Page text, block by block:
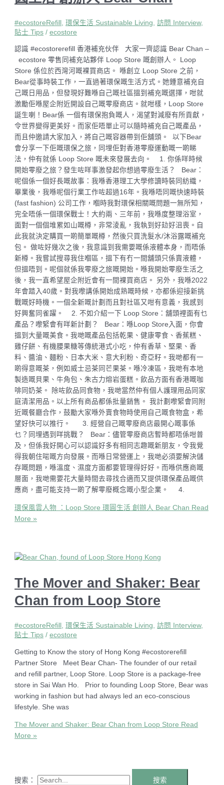
#ecostoreRefill ,環保生活 Sustainable Living ,訪問 Interview,
貼士 Tips /ecostore
認識 #ecostorerefill 香港補充伙伴 大家一齊認識 Bear Chan –
ecostore 零售同補充站夥伴 Loop Store 嘅創辦人。 Loop
Store 係位於西灣河嘅裸買商店。 喺創立 Loop Store 之前，
Bear從事時裝工作，一直過著環保嘅生活方式。她鍾意補充自
己嘅日用品，但發現好難喺自己嘅社區搵到補充嘅選擇，咁就
激勵佢喺屋企附近開設自己嘅零廢商店。就咁樣，Loop Store
誕生喇！Bear係 一個有環保抱負嘅人，渴望對減廢有所貢獻，
令世界變得更美好。而家佢唔單止可以隨時補充自己嘅產品，
而且仲邀請大家加入，將自己嘅容器帶到佢舖頭。 以下Bear
會分享一下佢嘅環保之旅，同埋佢對香港零廢運動嘅一啲睇
法，仲有就係 Loop Store 嘅未來發展去向。 1. 你係咩時候
開始零廢之旅？發生咗咩事激發起你想過零廢生活？ Bear：
呢個係一個好長嘅故事：我喺香港理工大學修讀時裝同紡織，
畢業後，我喺呢個行業工作咗超過16年。我喺唔同嘅快速時裝
(fast fashion) 公司工作，嗰時我對環保相關嘅問題一無所知，
完全唔係一個環保戰士！大約兩、三年前，我喺度整理浴室，
面對一個個堆累如山嘅樽，非常淩亂，我執到好攰好沮喪。自
此我就決定購買一啲簡單嘅樽，然後只買洗髮水/沐浴露嘅補充
包。 做咗好幾次之後，我意識到我需要嘅係液體本身，而唔係
新樽。我嘗試搜尋我住嗰區，搵下有冇一間舖頭只係賣液體，
但搵唔到。呢個就係我零廢之旅嘅開始。喺我開始零廢生活之
後，我一直希望屋企附近會有一間裸買商店。 另外，我喺2022
年會踏入40歲。對我嚟講係開始成熟嘅時候，亦都係迎接新挑
戰嘅好時機。一個全新嘅計劃而且對社區又咁有意義，我感到
好興奮同雀躍。 2. 不如介紹一下 Loop Store：舖頭裡面有乜
產品？嚟緊會有咩新計劃？ Bear：喺Loop Store入面，你會
搵到大量嘅美食。我哋嘅產品包括乾果、健康零食、香蕉糕、
雞仔餅、有機腰果糖等傳統港式小吃，仲有香草、堅果、香
料、醬油、麵粉、日本大米、意大利粉、奇亞籽。我哋都有一
啲得意嘅茶，例如威士忌茶同芒果茶。喺冷凍區，我哋有本地
製造嘅貝果、牛角包、朱古力熔岩蛋糕。飲品方面有香港嘅咖
啡同奶茶。 除咗飲品同食物，我哋當然仲有個人護理用品同家
庭清潔用品。以上所有商品都係批量銷售。 我計劃嚟緊會同附
近嘅餐廳合作，鼓勵大家喺外賣食物時使用自己嘅食物盒，希
望好快可以推行。 3. 經營自己嘅零廢商店最開心嘅事係
乜？同埋遇到咩挑戰？ Bear：儘管零廢商店暫時都唔係咁普
及，但係我好開心可以認識好多有相同志趣嘅新朋友，令我覺
得我朝住啱嘅方向發展。而喺日常營運上，我哋必須要解決儲
存嘅問題，喺溫度、濕度方面都要管理得好好。而喺供應商嘅
層面，我哋需要花大量時間去尋找合適而又提供環保產品嘅供
應商，盡可能支持一啲了解零廢概念嘅小型企業。 4.
環保風雲人物 ：Loop Store 環圓生活 創辦人 Bear Chan Read
More »
The Mover and Shaker: Bear
Chan from Loop Store
#ecostoreRefill ,環保生活 Sustainable Living,訪問 Interview,
貼士 Tips /ecostore
Getting to Know the story of Hong Kong #ecostorerefill
Partner Store Meet Bear Chan- The founder of our retail
and refill partner, Loop Store. Loop Store is a package-free
store in Sai Wan Ho. Prior to founding Loop Store, Bear was
working in fashion but had always led an eco-conscious
lifestyle. She was
The Mover and Shaker: Bear Chan from Loop Store Read
More »
搜索：